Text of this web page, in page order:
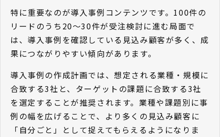
特に重要なのが導入事例コンテンツです。100件の
リードのうち20〜30件が受注検討に進む局面で
は、導入事例を確認している見込み顧客が多く、成
果につながりやすい傾向があります。
導入事例の作成計画では、想定される業種・規模に
合致する3社と、ターゲットの課題に合致する3社
を選定することが推奨されます。業種や課題別に事
例の幅を広げることで、より多くの見込み顧客に
「自分ごと」として捉えてもらえるようになりま